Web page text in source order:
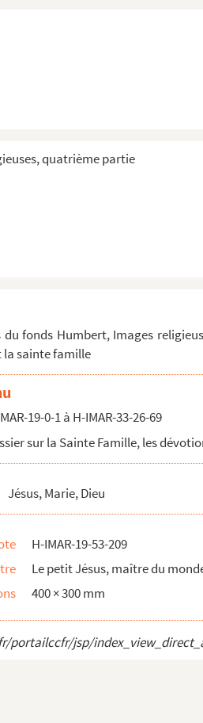
quatrième partie
du fonds Humbert, Images
la sainte famille
19-0-1 à H-IMAR-33-26-69
sur la Sainte Famille, les
Jésus, Marie, Dieu
H-IMAR-19-53-209
Le petit Jésus, maître du
400 × 300 mm
portailccfr/jsp/